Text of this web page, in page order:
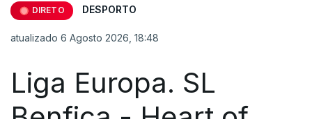
DIRETO DESPORTO
atualizado 6 Agosto 2026, 18:48
Liga Europa. SL